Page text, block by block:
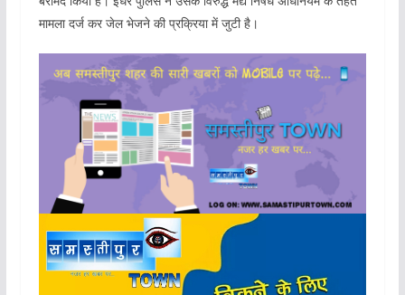
मामला दर्ज कर जेल भेजने की प्रक्रिया में जुटी है।